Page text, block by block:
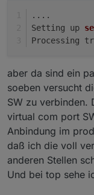
A.
....
Setting up
Processing
aber da sind ein
soeben versucht
SW zu verbinden.
virtual com port
Anbindung im
daß ich die voll
anderen Stellen
Und bei top sehe